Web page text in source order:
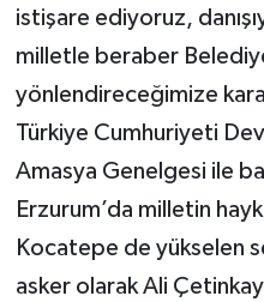
istişare ediyoruz,
milletle beraber
yönlendireceğimize
Türkiye Cumhuriyeti
Amasya Genelgesi ile
Erzurum’da milletin
Kocatepe de yükselen
asker olarak Ali